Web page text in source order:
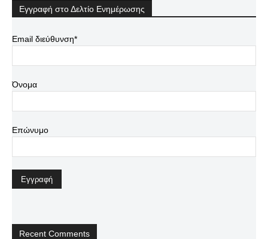
Εγγραφή στο Δελτίο Ενημέρωσης
Email διεύθυνση*
Όνομα
Επώνυμο
Recent Comments